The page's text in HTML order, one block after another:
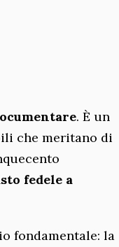
. È un
che meritano di
fedele a
fondamentale: la